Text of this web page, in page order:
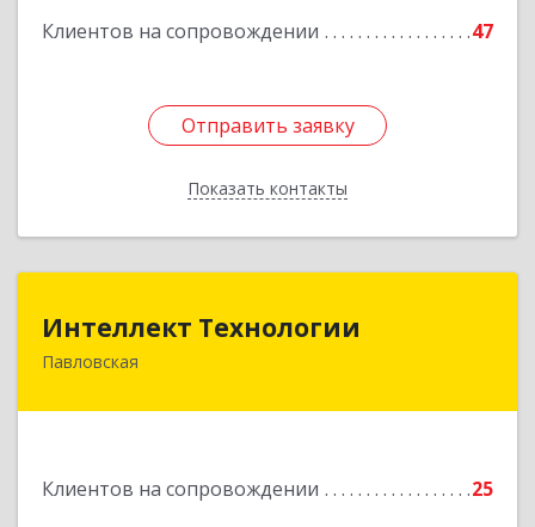
Клиентов на сопровождении 47
Отправить заявку
Показать контакты
Отправить заявку
Назад
Интеллект Технологии
Павловская
Клиентов на сопровождении 25
352040, Краснодарский край, Павловский р-н,